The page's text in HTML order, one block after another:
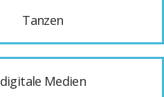
Tanzen
digitale Medien